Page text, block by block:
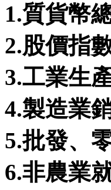
1.質貨幣
2.股價指
3.工業生
4.製造業
5.批發、
6.非農業